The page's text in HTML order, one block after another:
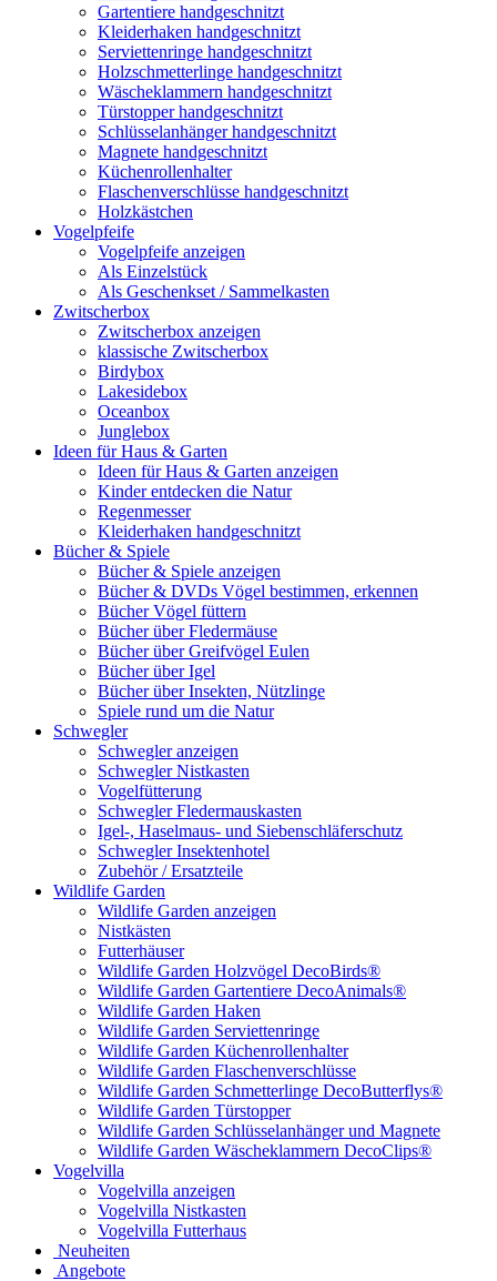
Gartentiere handgeschnitzt
Kleiderhaken handgeschnitzt
Serviettenringe handgeschnitzt
Holzschmetterlinge handgeschnitzt
Wäscheklammern handgeschnitzt
Türstopper handgeschnitzt
Schlüsselanhänger handgeschnitzt
Magnete handgeschnitzt
Küchenrollenhalter
Flaschenverschlüsse handgeschnitzt
Holzkästchen
Vogelpfeife
Vogelpfeife anzeigen
Als Einzelstück
Als Geschenkset / Sammelkasten
Zwitscherbox
Zwitscherbox anzeigen
klassische Zwitscherbox
Birdybox
Lakesidebox
Oceanbox
Junglebox
Ideen für Haus & Garten
Ideen für Haus & Garten anzeigen
Kinder entdecken die Natur
Regenmesser
Kleiderhaken handgeschnitzt
Bücher & Spiele
Bücher & Spiele anzeigen
Bücher & DVDs Vögel bestimmen, erkennen
Bücher Vögel füttern
Bücher über Fledermäuse
Bücher über Greifvögel Eulen
Bücher über Igel
Bücher über Insekten, Nützlinge
Spiele rund um die Natur
Schwegler
Schwegler anzeigen
Schwegler Nistkasten
Vogelfütterung
Schwegler Fledermauskasten
Igel-, Haselmaus- und Siebenschläferschutz
Schwegler Insektenhotel
Zubehör / Ersatzteile
Wildlife Garden
Wildlife Garden anzeigen
Nistkästen
Futterhäuser
Wildlife Garden Holzvögel DecoBirds®
Wildlife Garden Gartentiere DecoAnimals®
Wildlife Garden Haken
Wildlife Garden Serviettenringe
Wildlife Garden Küchenrollenhalter
Wildlife Garden Flaschenverschlüsse
Wildlife Garden Schmetterlinge DecoButterflys®
Wildlife Garden Türstopper
Wildlife Garden Schlüsselanhänger und Magnete
Wildlife Garden Wäscheklammern DecoClips®
Vogelvilla
Vogelvilla anzeigen
Vogelvilla Nistkasten
Vogelvilla Futterhaus
Neuheiten
Angebote